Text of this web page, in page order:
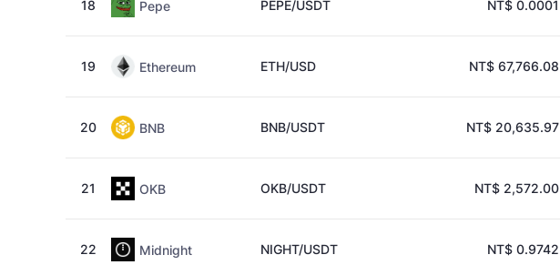
18 Pepe PEPE/USDT NT$ 0.0001
19 Ethereum ETH/USD NT$ 67,766.08
20 BNB BNB/USDT NT$ 20,635.97
21 OKB OKB/USDT NT$ 2,572.00
22 Midnight NIGHT/USDT NT$ 0.9742